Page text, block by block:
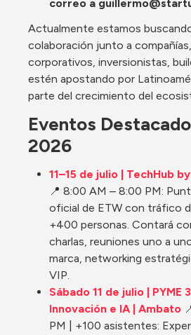
correo a
Actualmente estamos
colaboración junto a
corporativos, inversionistas,
estén apostando por
parte del crecimiento del
Eventos
2026
11–15 de julio | TechHub
📍 8:00 AM – 8:00 PM:
oficial de ETW con tráfico
+400 personas. Contará
charlas, reuniones uno a
marca, networking
VIP.
Sábado 11 de julio |
Innovación e IA | Ambato
PM | +100 asistentes: